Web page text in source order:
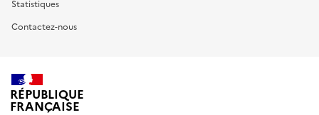
Statistiques
Contactez-nous
RÉPUBLIQUE
FRANÇAISE